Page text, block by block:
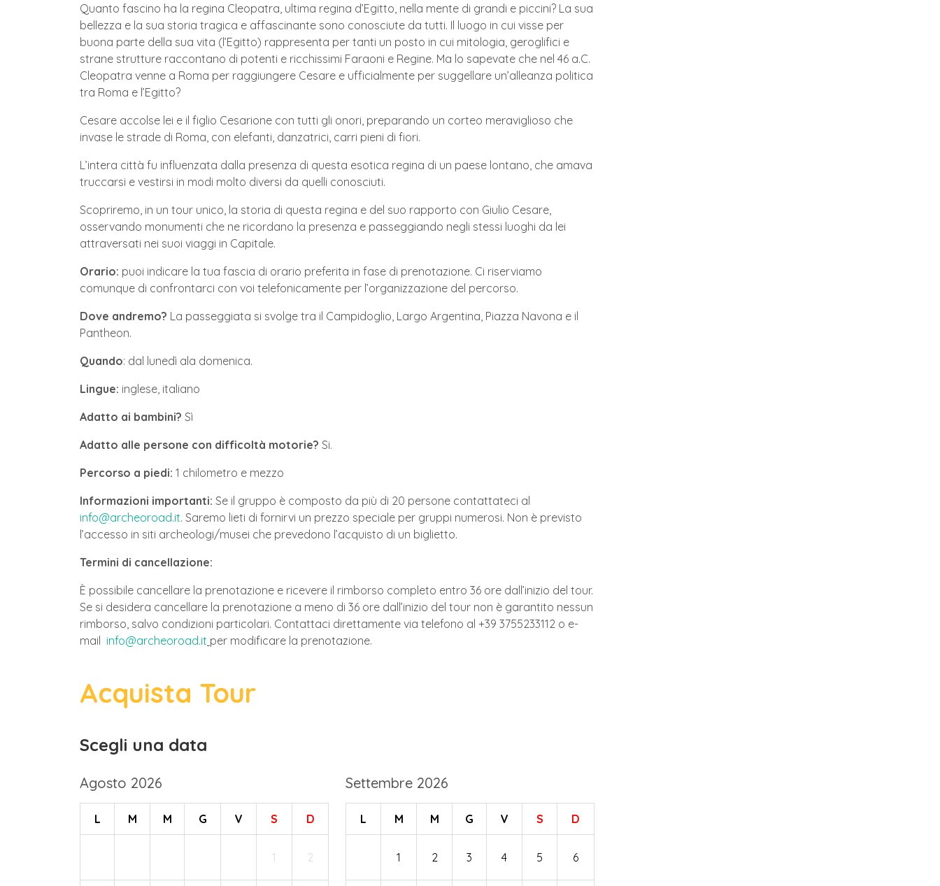
Quanto fascino ha la regina Cleopatra, ultima regina d’Egitto, nella mente di grandi e piccini? La sua
bellezza e la sua storia tragica e affascinante sono conosciute da tutti. Il luogo in cui visse per
buona parte della sua vita (l’Egitto) rappresenta per tanti un posto in cui mitologia, geroglifici e
strane strutture raccontano di potenti e ricchissimi Faraoni e Regine. Ma lo sapevate che nel 46 a.C.
Cleopatra venne a Roma per raggiungere Cesare e ufficialmente per suggellare un’alleanza politica
tra Roma e l’Egitto?
Cesare accolse lei e il figlio Cesarione con tutti gli onori, preparando un corteo meraviglioso che
invase le strade di Roma, con elefanti, danzatrici, carri pieni di fiori.
L’intera città fu influenzata dalla presenza di questa esotica regina di un paese lontano, che amava
truccarsi e vestirsi in modi molto diversi da quelli conosciuti.
Scopriremo, in un tour unico, la storia di questa regina e del suo rapporto con Giulio Cesare,
osservando monumenti che ne ricordano la presenza e passeggiando negli stessi luoghi da lei
attraversati nei suoi viaggi in Capitale.
Orario: puoi indicare la tua fascia di orario preferita in fase di prenotazione. Ci riserviamo
comunque di confrontarci con voi telefonicamente per l’organizzazione del percorso.
Dove andremo? La passeggiata si svolge tra il Campidoglio, Largo Argentina, Piazza Navona e il
Pantheon.
Quando: dal lunedì ala domenica.
Lingue: inglese, italiano
Adatto ai bambini? Sì
Adatto alle persone con difficoltà motorie? Si.
Percorso a piedi: 1 chilometro e mezzo
Informazioni importanti: Se il gruppo è composto da più di 20 persone contattateci al
info@archeoroad.it. Saremo lieti di fornirvi un prezzo speciale per gruppi numerosi. Non è previsto
l’accesso in siti archeologi/musei che prevedono l’acquisto di un biglietto.
Termini di cancellazione:
È possibile cancellare la prenotazione e ricevere il rimborso completo entro 36 ore dall’inizio del tour.
Se si desidera cancellare la prenotazione a meno di 36 ore dall’inizio del tour non è garantito nessun
rimborso, salvo condizioni particolari. Contattaci direttamente via telefono al +39 3755233112 o e-
mail info@archeoroad.it per modificare la prenotazione.
Acquista Tour
Scegli una data
Agosto 2026
L M M G V S D
1 2
Settembre 2026
L M M G V S D
1 2 3 4 5 6